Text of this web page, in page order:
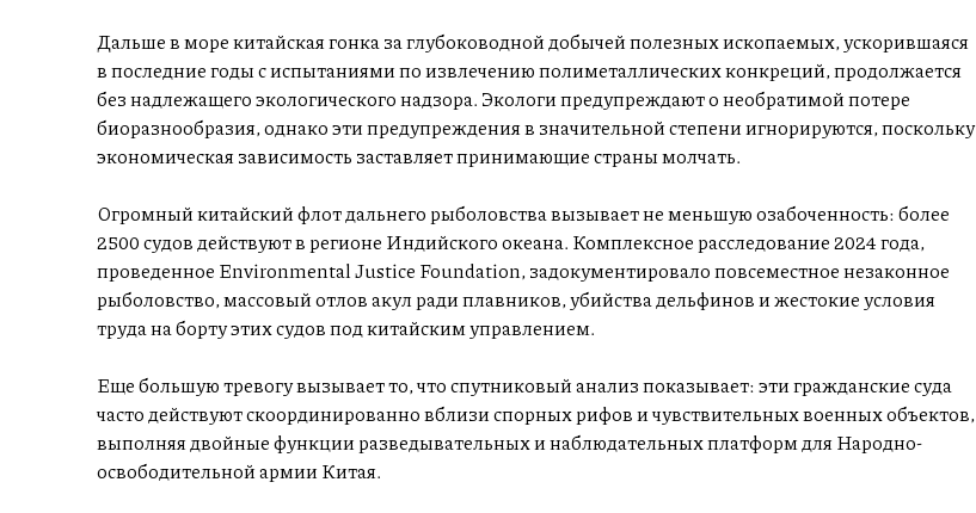
Дальше в море китайская гонка за глубоководной добычей полезных ископаемых, ускорившаяся
в последние годы с испытаниями по извлечению полиметаллических конкреций, продолжается
без надлежащего экологического надзора. Экологи предупреждают о необратимой потере
биоразнообразия, однако эти предупреждения в значительной степени игнорируются, поскольку
экономическая зависимость заставляет принимающие страны молчать.
Огромный китайский флот дальнего рыболовства вызывает не меньшую озабоченность: более
2500 судов действуют в регионе Индийского океана. Комплексное расследование 2024 года,
проведенное Environmental Justice Foundation, задокументировало повсеместное незаконное
рыболовство, массовый отлов акул ради плавников, убийства дельфинов и жестокие условия
труда на борту этих судов под китайским управлением.
Еще большую тревогу вызывает то, что спутниковый анализ показывает: эти гражданские суда
часто действуют скоординированно вблизи спорных рифов и чувствительных военных объектов,
выполняя двойные функции разведывательных и наблюдательных платформ для Народно-
освободительной армии Китая.